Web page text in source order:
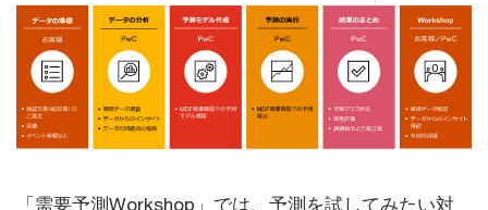
「需要予測Workshop」では、予測を試してみたい対